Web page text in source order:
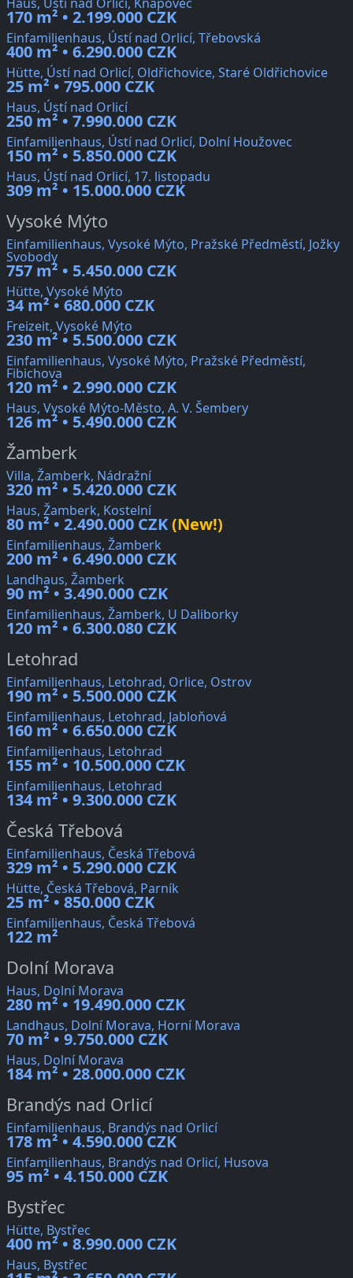
170 m² • 2.199.000 CZK
Einfamilienhaus, Ústí nad Orlicí, Třebovská
400 m² • 6.290.000 CZK
Hütte, Ústí nad Orlicí, Oldřichovice, Staré Oldřichovice
25 m² • 795.000 CZK
Haus, Ústí nad Orlicí
250 m² • 7.990.000 CZK
Einfamilienhaus, Ústí nad Orlicí, Dolní Houžovec
150 m² • 5.850.000 CZK
Haus, Ústí nad Orlicí, 17. listopadu
309 m² • 15.000.000 CZK
Vysoké Mýto
Einfamilienhaus, Vysoké Mýto, Pražské Předměstí, Jožky
Svobody
757 m² • 5.450.000 CZK
Hütte, Vysoké Mýto
34 m² • 680.000 CZK
Freizeit, Vysoké Mýto
230 m² • 5.500.000 CZK
Einfamilienhaus, Vysoké Mýto, Pražské Předměstí,
Fibichova
120 m² • 2.990.000 CZK
Haus, Vysoké Mýto-Město, A. V. Šembery
126 m² • 5.490.000 CZK
Žamberk
Villa, Žamberk, Nádražní
320 m² • 5.420.000 CZK
Haus, Žamberk, Kostelní
80 m² • 2.490.000 CZK(New!)
Einfamilienhaus, Žamberk
200 m² • 6.490.000 CZK
Landhaus, Žamberk
90 m² • 3.490.000 CZK
Einfamilienhaus, Žamberk, U Daliborky
120 m² • 6.300.080 CZK
Letohrad
Einfamilienhaus, Letohrad, Orlice, Ostrov
190 m² • 5.500.000 CZK
Einfamilienhaus, Letohrad, Jabloňová
160 m² • 6.650.000 CZK
Einfamilienhaus, Letohrad
155 m² • 10.500.000 CZK
Einfamilienhaus, Letohrad
134 m² • 9.300.000 CZK
Česká Třebová
Einfamilienhaus, Česká Třebová
329 m² • 5.290.000 CZK
Hütte, Česká Třebová, Parník
25 m² • 850.000 CZK
Einfamilienhaus, Česká Třebová
122 m²
Dolní Morava
Haus, Dolní Morava
280 m² • 19.490.000 CZK
Landhaus, Dolní Morava, Horní Morava
70 m² • 9.750.000 CZK
Haus, Dolní Morava
184 m² • 28.000.000 CZK
Brandýs nad Orlicí
Einfamilienhaus, Brandýs nad Orlicí
178 m² • 4.590.000 CZK
Einfamilienhaus, Brandýs nad Orlicí, Husova
95 m² • 4.150.000 CZK
Bystřec
Hütte, Bystřec
400 m² • 8.990.000 CZK
Haus, Bystřec